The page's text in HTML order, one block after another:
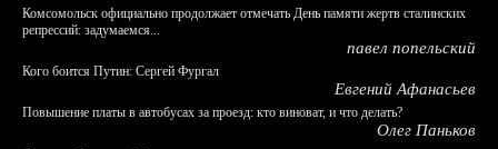
Комсомольск официально продолжает отмечать День памяти жертв сталинских
репрессий: задумаемся...
павел попельский
Кого боится Путин: Сергей Фургал
Евгений Афанасьев
Повышение платы в автобусах за проезд: кто виноват, и что делать?
Олег Паньков